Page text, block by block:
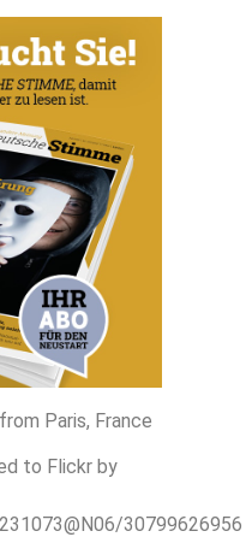
Paris, France
to Flickr by
30799626956